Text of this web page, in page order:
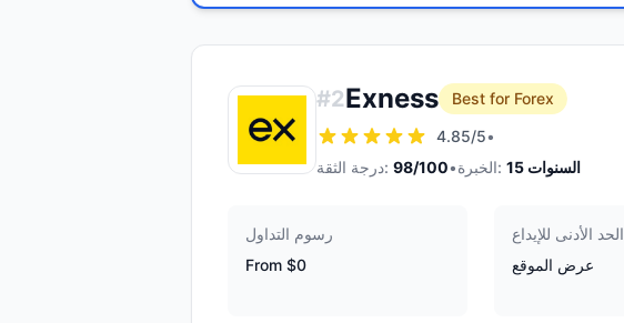
#2Exness
Best for Forex
4.85/5•
درجة الثقة: 98/100• الخبرة: 15 السنوات
رسوم التداول
From $0
الحد الأدنى للإيداع
عرض الموقع